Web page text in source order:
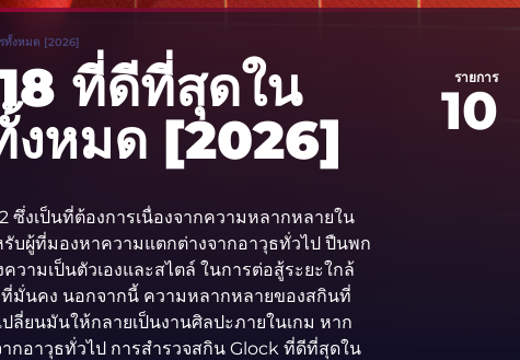
ทั้งหมด [2026]
ที่ดีที่สุดใน
งหมด [2026]
รายการ
10
ซึ่งเป็นที่ต้องการเนื่องจากความหลากหลายใน
บผู้ที่มองหาความแตกต่างจากอาวุธทั่วไป ปืนพก
ามเป็นตัวเองและสไตล์ ในการต่อสู้ระยะใกล้
ที่มั่นคง นอกจากนี้ ความหลากหลายของสกินที่
ยนมันให้กลายเป็นงานศิลปะภายในเกม หาก
อาวุธทั่วไป การสำรวจสกิน Glock ที่ดีที่สุดใน